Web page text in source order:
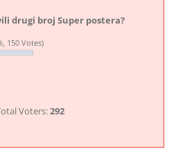
drugi broj Super postera?
150 Votes)
Voters:292